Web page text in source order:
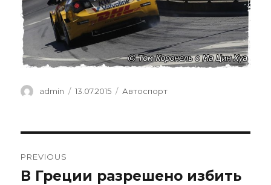
Author
admin
Posted
13.07.2015 Categories
Автоспорт
по
PREVIOUS
Previous
В Греции разрешено избить